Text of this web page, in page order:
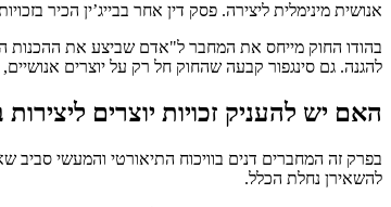
אנושית מינימלית ליצירה. פסק דין אחר בבייג’ין הכיר
להגנה. גם סינגפור קבעה שהחוק חל רק על יוצרים
האם יש להעניק זכויות יוצרים
להשאירן נחלת הכלל.